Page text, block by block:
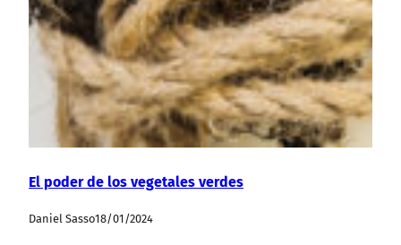
El poder de los vegetales verdes
Daniel Sasso18/01/2024